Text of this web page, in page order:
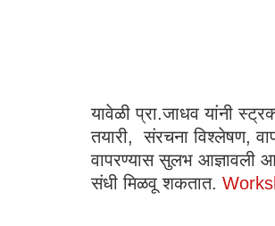
यावेळी प्रा.जाधव यांनी
तयारी, संरचना विश्लेषण,
वापरण्यास सुलभ आज्ञावली आहे,
संधी मिळवू शकतात.